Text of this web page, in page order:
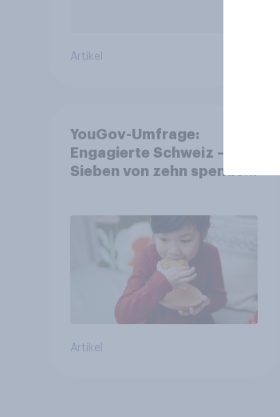
Artikel
YouGov-Umfrage:
Engagierte Schweiz –
Sieben von zehn spenden,
Artikel